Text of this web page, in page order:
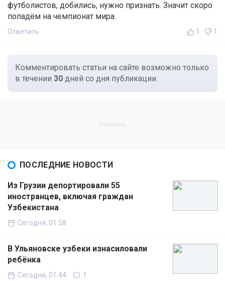
футболистов, добились, нужно признать. Значит скоро
попадём на чемпионат мира.
Ответить 1 1
Комментировать статьи на сайте возможно только
в течении 30 дней со дня публикации.
ПОСЛЕДНИЕ НОВОСТИ
Из Грузии депортировали 55
иностранцев, включая граждан
Узбекистана
Сегодня, 01:58
В Ульяновске узбеки изнасиловали
ребёнка
Сегодня, 01:44 1